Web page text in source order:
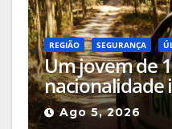
REGIÃO SEGURANÇA
Um jovem de
nacionalidade
detido pela
Ago 5, 2026